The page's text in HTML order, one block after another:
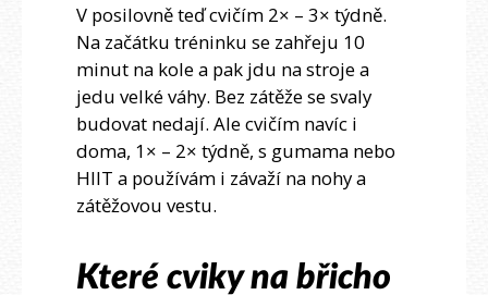
V posilovně teď cvičím 2× – 3× týdně.
Na začátku tréninku se zahřeju 10
minut na kole a pak jdu na stroje a
jedu velké váhy. Bez zátěže se svaly
budovat nedají. Ale cvičím navíc i
doma, 1× – 2× týdně, s gumama nebo
HIIT a používám i závaží na nohy a
zátěžovou vestu.
Které cviky na břicho